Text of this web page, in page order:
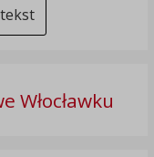
Włocławku